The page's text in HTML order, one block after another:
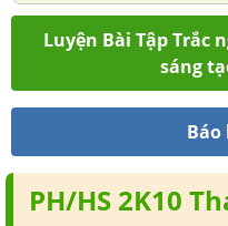
Luyện Bài Tập Trắc
sáng
Báo
PH/HS 2K10